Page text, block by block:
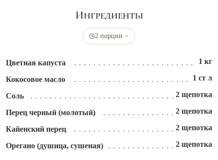
Ингредиенты
2 порции
Цветная капуста 1 кг
Кокосовое масло 1 ст л
Соль 2 щепотка
Перец черный (молотый) 2 щепотка
Кайенский перец 2 щепотка
Орегано (душица, сушеная) 2 щепотка